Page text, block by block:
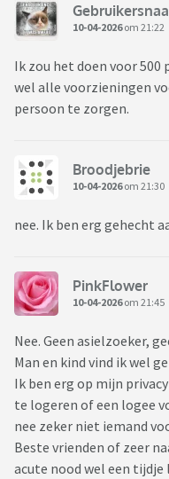
10-04-2026om 21:22
Ik zou het doen voor 500
wel alle voorzieningen
persoon te zorgen.
Broodjebrie
10-04-2026om 21:30
nee. Ik ben erg gehecht
PinkFlower
10-04-2026om 21:45
Nee. Geen asielzoeker,
Man en kind vind ik wel
Ik ben erg op mijn
te logeren of een logee
nee zeker niet iemand
Beste vrienden of zeer
acute nood wel een